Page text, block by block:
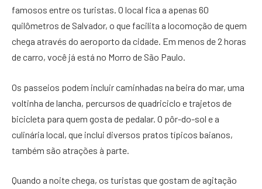
famosos entre os turistas. O local fica a apenas 60
quilômetros de Salvador, o que facilita a locomoção de quem
chega através do aeroporto da cidade. Em menos de 2 horas
de carro, você já está no Morro de São Paulo.
Os passeios podem incluir caminhadas na beira do mar, uma
voltinha de lancha, percursos de quadriciclo e trajetos de
bicicleta para quem gosta de pedalar. O pôr-do-sol e a
culinária local, que inclui diversos pratos típicos baianos,
também são atrações à parte.
Quando a noite chega, os turistas que gostam de agitação